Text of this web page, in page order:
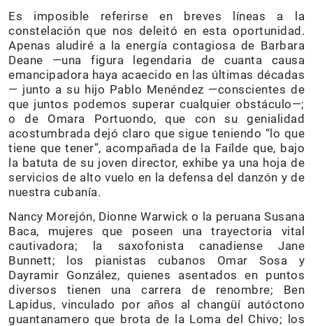
Es imposible referirse en breves líneas a la
constelación que nos deleitó en esta oportunidad.
Apenas aludiré a la energía contagiosa de Barbara
Deane —una figura legendaria de cuanta causa
emancipadora haya acaecido en las últimas décadas
— junto a su hijo Pablo Menéndez —conscientes de
que juntos podemos superar cualquier obstáculo—;
o de Omara Portuondo, que con su genialidad
acostumbrada dejó claro que sigue teniendo “lo que
tiene que tener”, acompañada de la Faílde que, bajo
la batuta de su joven director, exhibe ya una hoja de
servicios de alto vuelo en la defensa del danzón y de
nuestra cubanía.
Nancy Morejón, Dionne Warwick o la peruana Susana
Baca, mujeres que poseen una trayectoria vital
cautivadora; la saxofonista canadiense Jane
Bunnett; los pianistas cubanos Omar Sosa y
Dayramir González, quienes asentados en puntos
diversos tienen una carrera de renombre; Ben
Lapidus, vinculado por años al changüí autóctono
guantanamero que brota de la Loma del Chivo; los